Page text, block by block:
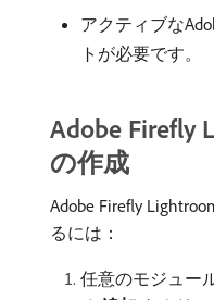
アクティブな
トが必要です。
Adobe Firefly
の作成
Adobe Firefly
るには：
任意のモジュー